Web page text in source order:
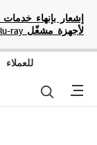
للعملاء
Menu بحث